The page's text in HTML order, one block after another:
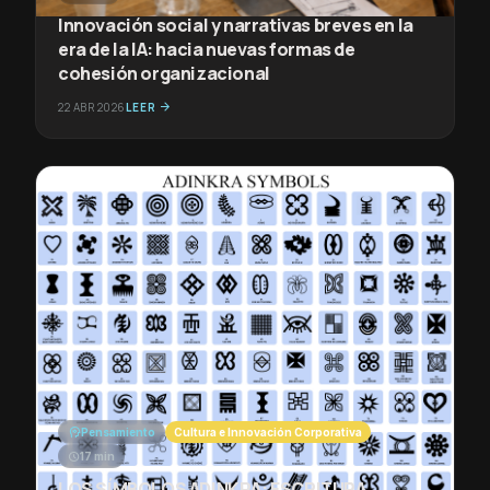
Innovación social y narrativas breves en la
era de la IA: hacia nuevas formas de
cohesión organizacional
22 ABR 2026LEER arrow_forward
psychologyPensamiento Cultura e Innovación Corporativa
schedule17 min